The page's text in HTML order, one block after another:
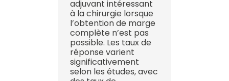
adjuvant intéressant
à la chirurgie lorsque
l’obtention de marge
complète n’est pas
possible. Les taux de
réponse varient
significativement
selon les études, avec